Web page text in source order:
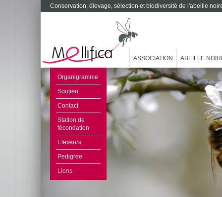
Conservation, élevage, sélection et biodiversité de l'abeille
ASSOCIATION ABEILLE
Organigramme
Soutien
Contact
Station de
fécondation
Eleveurs
Pedigree
Liens